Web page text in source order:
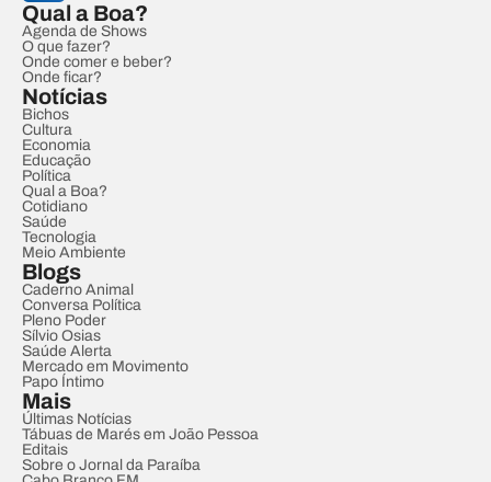
Qual a Boa?
Agenda de Shows
O que fazer?
Onde comer e beber?
Onde ficar?
Notícias
Bichos
Cultura
Economia
Educação
Política
Qual a Boa?
Cotidiano
Saúde
Tecnologia
Meio Ambiente
Blogs
Caderno Animal
Conversa Política
Pleno Poder
Sílvio Osias
Saúde Alerta
Mercado em Movimento
Papo Íntimo
Mais
Últimas Notícias
Tábuas de Marés em João Pessoa
Editais
Sobre o Jornal da Paraíba